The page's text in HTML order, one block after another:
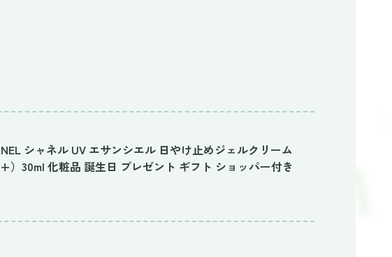
シャネル UV エサンシエル 日やけ止めジェルクリーム
30ml 化粧品 誕生日 プレゼント ギフト ショッパー付き